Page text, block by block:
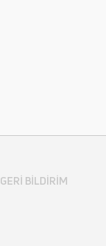
GERI BILDIRIM